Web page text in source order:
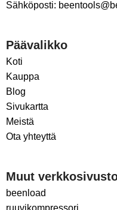
Sähköposti:
Päävalikko
Koti
Kauppa
Blog
Sivukartta
Meistä
Ota yhteyttä
Muut
beenload
ruuvikompressori